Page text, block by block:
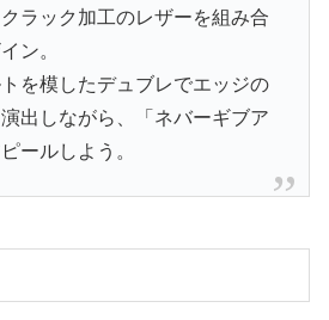
ラック加工のレザーを組み合
ン。
を模したデュブレでエッジの
出しながら、「ネバーギブア
ールしよう。